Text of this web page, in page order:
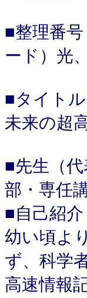
■整理番
ード）光
■タイト
未来の超
■先生（
部・専任
■自己紹介
幼い頃よ
ず、科学
高速情報